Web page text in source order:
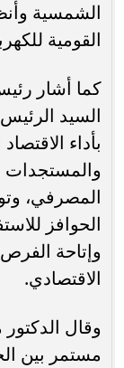
الشمسية
القومية
كما أشار
السيد
بأداء
والمستجدات
المصرفي،
الحوافز
وإتاحة
الاقتصادي.
وقال
مستمر بين